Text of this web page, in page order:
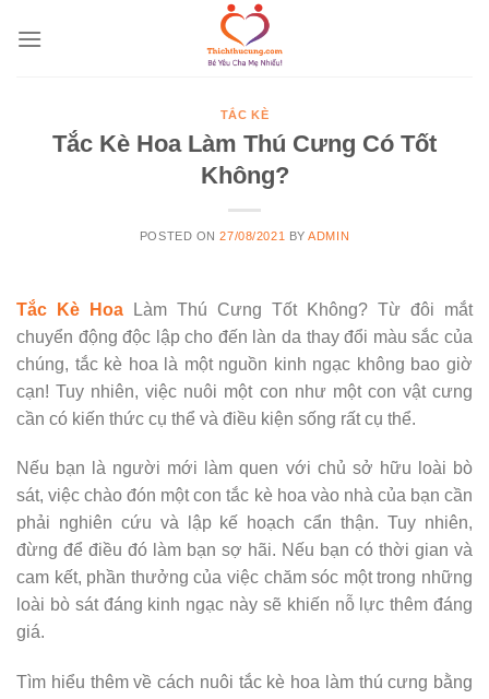
TẮC KÈ
Tắc Kè Hoa Làm Thú Cưng Có Tốt
Không?
POSTED ON27/08/2021 BYADMIN
Tắc Kè Hoa Làm Thú Cưng Tốt Không? Từ đôi mắt
chuyển động độc lập cho đến làn da thay đổi màu sắc của
chúng, tắc kè hoa là một nguồn kinh ngạc không bao giờ
cạn! Tuy nhiên, việc nuôi một con như một con vật cưng
cần có kiến ​​thức cụ thể và điều kiện sống rất cụ thể.
Nếu bạn là người mới làm quen với chủ sở hữu loài bò
sát, việc chào đón một con tắc kè hoa vào nhà của bạn cần
phải nghiên cứu và lập kế hoạch cẩn thận. Tuy nhiên,
đừng để điều đó làm bạn sợ hãi. Nếu bạn có thời gian và
cam kết, phần thưởng của việc chăm sóc một trong những
loài bò sát đáng kinh ngạc này sẽ khiến nỗ lực thêm đáng
giá.
Tìm hiểu thêm về cách nuôi tắc kè hoa làm thú cưng bằng